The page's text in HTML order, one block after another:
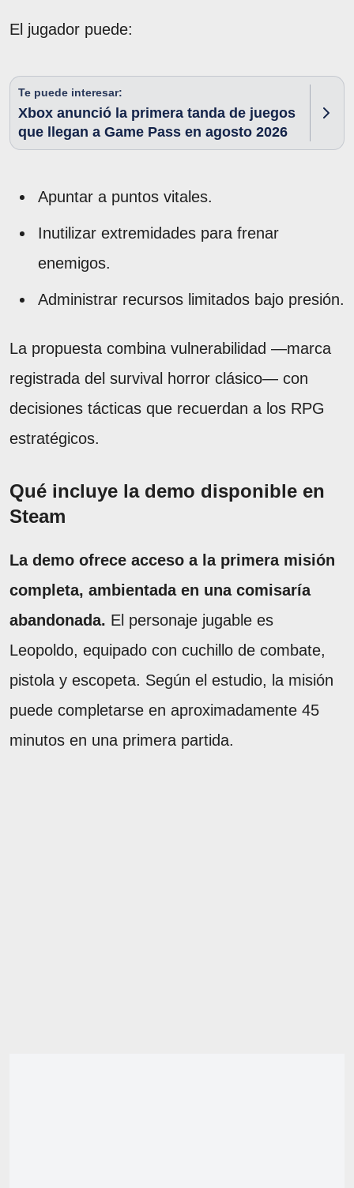
El jugador puede:
Te puede interesar:
Xbox anunció la primera tanda de juegos
que llegan a Game Pass en agosto 2026
Apuntar a puntos vitales.
Inutilizar extremidades para frenar
enemigos.
Administrar recursos limitados bajo presión.
La propuesta combina vulnerabilidad —marca
registrada del survival horror clásico— con
decisiones tácticas que recuerdan a los RPG
estratégicos.
Qué incluye la demo disponible en
Steam
La demo ofrece acceso a la primera misión
completa, ambientada en una comisaría
abandonada. El personaje jugable es
Leopoldo, equipado con cuchillo de combate,
pistola y escopeta. Según el estudio, la misión
puede completarse en aproximadamente 45
minutos en una primera partida.